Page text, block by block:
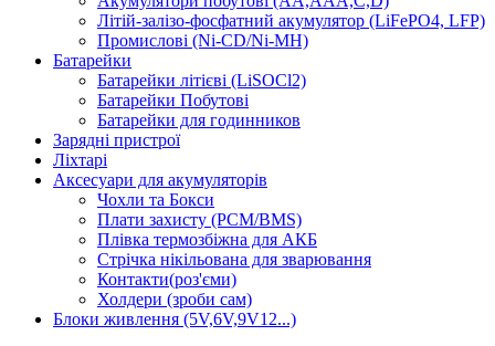
Літій-залізо-фосфатний акумулятор (LiFePO4, LFP)
Промислові (Ni-CD/Ni-MH)
Батарейки
Батарейки літієві (LiSOCl2)
Батарейки Побутові
Батарейки для годинников
Зарядні пристрої
Ліхтарі
Аксесуари для акумуляторів
Чохли та Бокси
Плати захисту (PCM/BMS)
Плівка термозбіжна для АКБ
Стрічка нікільована для зварювання
Контакти(роз'єми)
Холдери (зроби сам)
Блоки живлення (5V,6V,9V12...)